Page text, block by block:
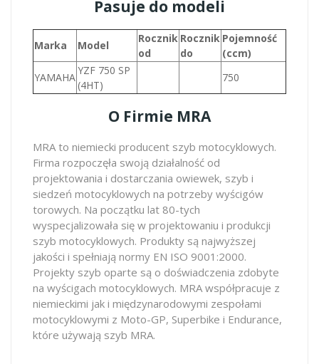
Pasuje do modeli
Marka Model
Rocznik
od
Rocznik
do
Pojemność
(ccm)
YAMAHA
YZF 750 SP
(4HT)
750
O Firmie MRA
MRA to niemiecki producent szyb motocyklowych.
Firma rozpoczęła swoją działalność od
projektowania i dostarczania owiewek, szyb i
siedzeń motocyklowych na potrzeby wyścigów
torowych. Na początku lat 80-tych
wyspecjalizowała się w projektowaniu i produkcji
szyb motocyklowych. Produkty są najwyższej
jakości i spełniają normy EN ISO 9001:2000.
Projekty szyb oparte są o doświadczenia zdobyte
na wyścigach motocyklowych. MRA współpracuje z
niemieckimi jak i międzynarodowymi zespołami
motocyklowymi z Moto-GP, Superbike i Endurance,
które używają szyb MRA.